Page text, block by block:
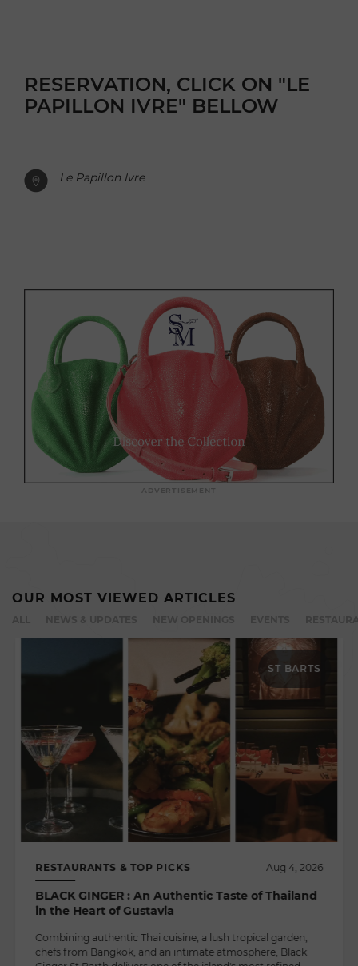
RESERVATION, CLICK ON "LE
PAPILLON IVRE" BELLOW
Le Papillon Ivre
ADVERTISEMENT
OUR MOST VIEWED ARTICLES
ST BARTS
RESTAURANTS & TOP PICKS Aug 4, 2026
BLACK GINGER : An Authentic Taste of Thailand
in the Heart of Gustavia
Combining authentic Thai cuisine, a lush tropical garden,
chefs from Bangkok, and an intimate atmosphere, Black